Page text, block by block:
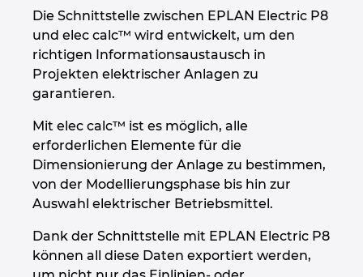
Die Schnittstelle zwischen EPLAN Electric P8
und elec calc™ wird entwickelt, um den
richtigen Informationsaustausch in
Projekten elektrischer Anlagen zu
garantieren.
Mit elec calc™ ist es möglich, alle
erforderlichen Elemente für die
Dimensionierung der Anlage zu bestimmen,
von der Modellierungsphase bis hin zur
Auswahl elektrischer Betriebsmittel.
Dank der Schnittstelle mit EPLAN Electric P8
können all diese Daten exportiert werden,
Portugal
Rumänien
Schweden
Schweiz
Serbien
Singapur